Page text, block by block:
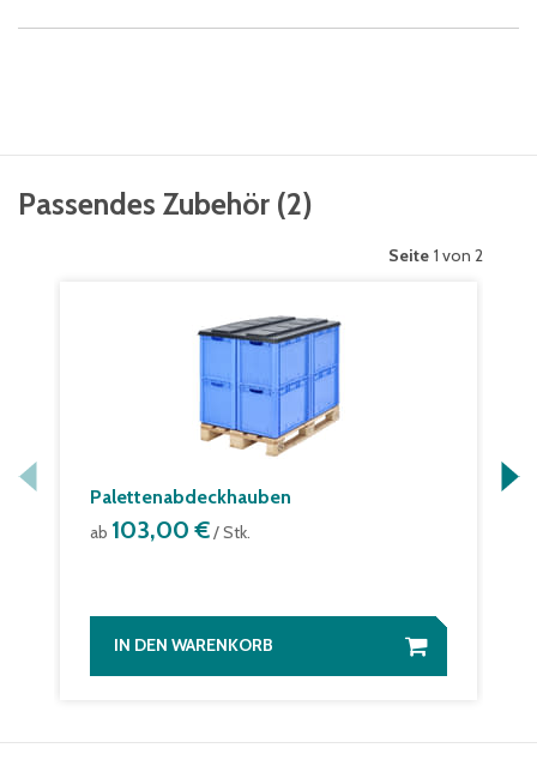
Passendes Zubehör (2)
Seite 1 von 2
Palettenabdeckhauben
ab 103,00 €/ Stk.
IN DEN WARENKORB